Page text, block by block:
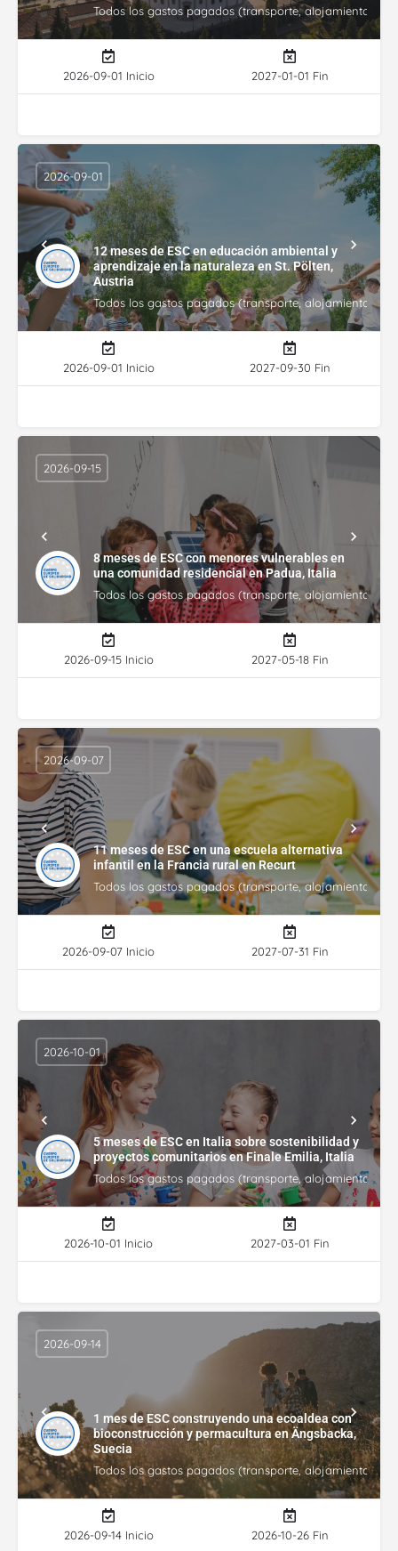
Todos los gastos pagados (transporte, alojamiento,
2026-09-01 Inicio 2027-01-01 Fin
12 meses de ESC en educación ambiental y
aprendizaje en la naturaleza en St. Pölten,
Austria
Todos los gastos pagados (transporte, alojamiento,
2026-09-01
2026-09-01 Inicio 2027-09-30 Fin
8 meses de ESC con menores vulnerables en
una comunidad residencial en Padua, Italia
Todos los gastos pagados (transporte, alojamiento,
2026-09-15
2026-09-15 Inicio 2027-05-18 Fin
11 meses de ESC en una escuela alternativa
infantil en la Francia rural en Recurt
Todos los gastos pagados (transporte, alojamiento,
2026-09-07
2026-09-07 Inicio 2027-07-31 Fin
5 meses de ESC en Italia sobre sostenibilidad y
proyectos comunitarios en Finale Emilia, Italia
Todos los gastos pagados (transporte, alojamiento,
2026-10-01
2026-10-01 Inicio 2027-03-01 Fin
1 mes de ESC construyendo una ecoaldea con
bioconstrucción y permacultura en Ängsbacka,
Suecia
Todos los gastos pagados (transporte, alojamiento,
2026-09-14
2026-09-14 Inicio 2026-10-26 Fin